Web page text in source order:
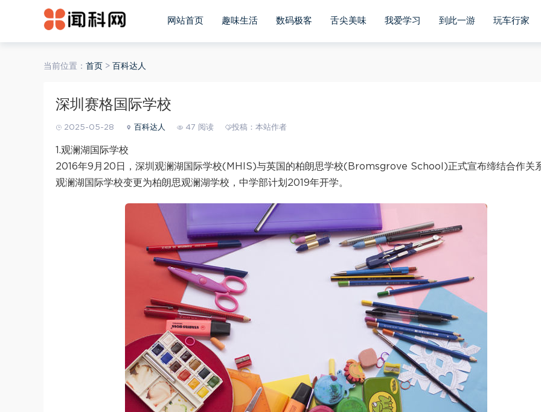
网站首页 趣味生活 数码极客 舌尖美味 我爱学习 到此一游 玩车行家
当前位置： 首页 > 百科达人
深圳赛格国际学校
2025-05-28 百科达人 47 阅读 投稿：本站作者
1.观澜湖国际学校
2016年9月20日，深圳观澜湖国际学校(MHIS)与英国的柏朗思学校(Bromsgrove School)正式宣布缔结合作关
观澜湖国际学校变更为柏朗思观澜湖学校，中学部计划2019年开学。